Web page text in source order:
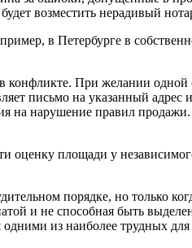
возместить нерадивый
в Петербурге в
При желании
письмо на указанный
на нарушение правил
оценку площади у
порядке, но только
и не способная быть
из наиболее трудных